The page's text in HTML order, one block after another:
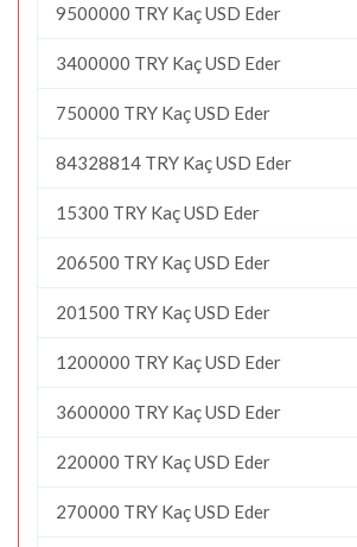
9500000 TRY Kaç USD Eder
3400000 TRY Kaç USD Eder
750000 TRY Kaç USD Eder
84328814 TRY Kaç USD Eder
15300 TRY Kaç USD Eder
206500 TRY Kaç USD Eder
201500 TRY Kaç USD Eder
1200000 TRY Kaç USD Eder
3600000 TRY Kaç USD Eder
220000 TRY Kaç USD Eder
270000 TRY Kaç USD Eder